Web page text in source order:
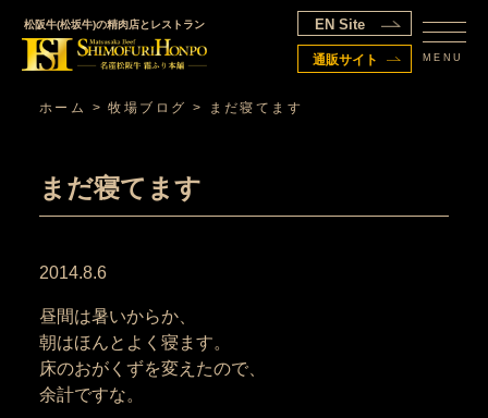
松阪牛(松坂牛)の精肉店とレストラン
通販サイト
EN Site
MENU
ホーム >牧場ブログ > まだ寝てます
まだ寝てます
2014.8.6
昼間は暑いからか、
朝はほんとよく寝ます。
床のおがくずを変えたので、
余計ですな。